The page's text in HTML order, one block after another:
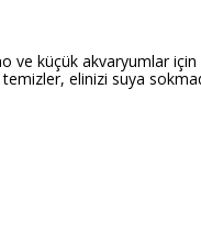
ve küçük akvaryumlar
elinizi suya